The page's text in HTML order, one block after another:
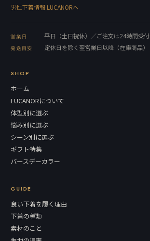
男性下着情報 LUCANORへ
営業日 平日（土日祝休）／ご注文は24時間受付
発送目安 定休日を除く翌営業日以降（在庫商品）
SHOP
ホーム
LUCANORについて
体型別に選ぶ
悩み別に選ぶ
シーン別に選ぶ
ギフト特集
バースデーカラー
GUIDE
良い下着を履く理由
下着の種類
素材のこと